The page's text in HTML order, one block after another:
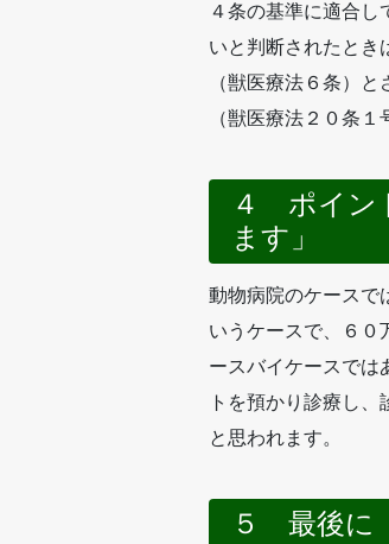
４条の基準に適合
いと判断されたとき
（獣医療法６条）
（獣医療法２０条
４ ポイン
ます」
動物病院のケースで
いうケースで、６０
ースバイケースでは
トを預かり診療し
と思われます。
５ 最後に